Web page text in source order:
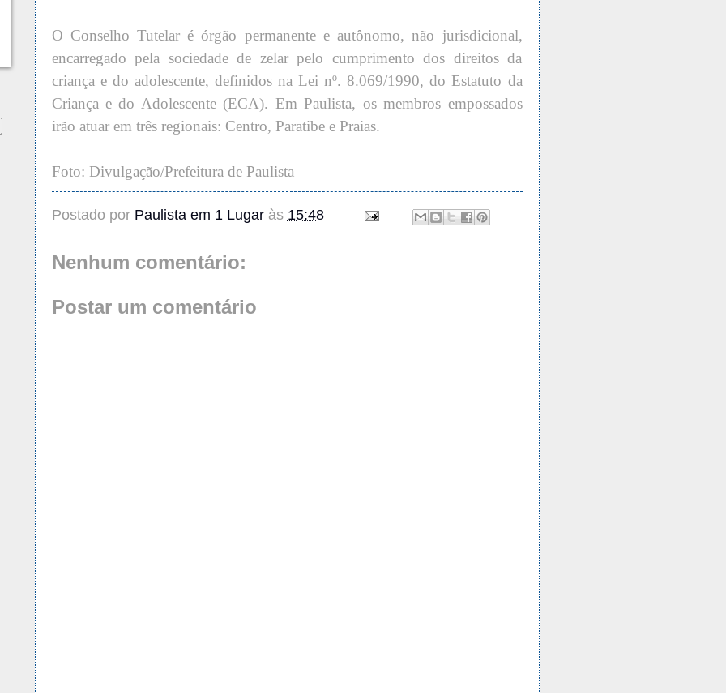
O Conselho Tutelar é órgão permanente e autônomo, não jurisdicional,
encarregado pela sociedade de zelar pelo cumprimento dos direitos da
criança e do adolescente, definidos na Lei nº. 8.069/1990, do Estatuto da
Criança e do Adolescente (ECA). Em Paulista, os membros empossados
irão atuar em três regionais: Centro, Paratibe e Praias.
Foto: Divulgação/Prefeitura de Paulista
Postado por Paulista em 1 Lugar às 15:48
Nenhum comentário:
Postar um comentário